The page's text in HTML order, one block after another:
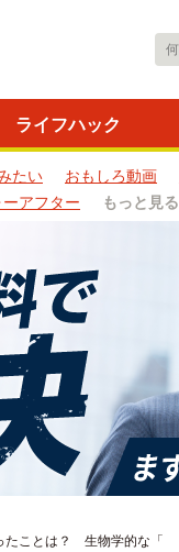
ライフハック
たい おもしろ動画
ーアフター もっと見る
たことは？ 生物学的な「